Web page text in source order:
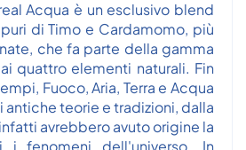
Acqua è un esclusivo blend
di Timo e Cardamomo, più
che fa parte della gamma
quattro elementi naturali. Fin
Fuoco, Aria, Terra e Acqua
antiche teorie e tradizioni, dalla
avrebbero avuto origine la
i fenomeni dell'universo. In